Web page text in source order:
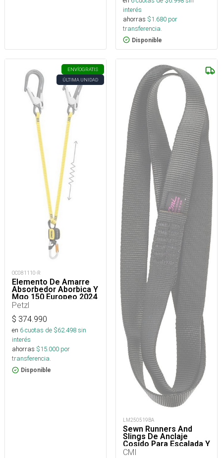
interés
ahorras $1.680 por
transferencia.
Disponible
ENVÍOGRATIS
ÚLTIMA UNIDAD
OC081110-R
Elemento De Amarre
Absorbedor Aborbica Y
Mgo 150 Europeo 2024
Petzl
$ 374.990
en 6cuotas de $62.498sin
interés
ahorras $15.000 por
transferencia.
Disponible
LM250519BA
Sewn Runners And
Slings De Anclaje
Cosido Para Escalada Y
Rescate
CMI